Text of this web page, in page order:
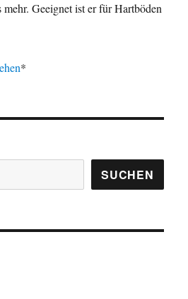
Geeignet ist er für Hartböden
*
SUCHEN